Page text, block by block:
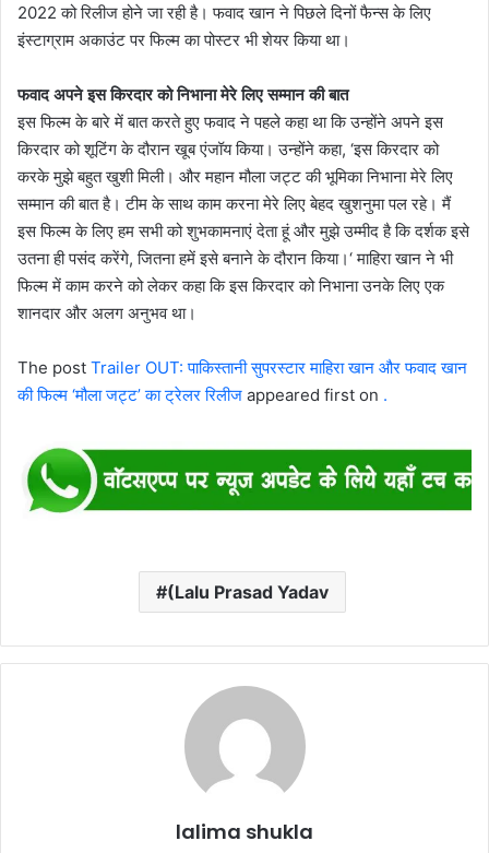
2022 को रिलीज होने जा रही है। फवाद खान ने पिछले दिनों फैन्स के लिए
इंस्टाग्राम अकाउंट पर फिल्म का पोस्टर भी शेयर किया था।
फवाद अपने इस किरदार को निभाना मेरे लिए सम्मान की बात
इस फिल्म के बारे में बात करते हुए फवाद ने पहले कहा था कि उन्होंने अपने इस
किरदार को शूटिंग के दौरान खूब एंजॉय किया। उन्होंने कहा, ‘इस किरदार को
करके मुझे बहुत खुशी मिली। और महान मौला जट्ट की भूमिका निभाना मेरे लिए
सम्मान की बात है। टीम के साथ काम करना मेरे लिए बेहद खुशनुमा पल रहे। मैं
इस फिल्म के लिए हम सभी को शुभकामनाएं देता हूं और मुझे उम्मीद है कि दर्शक इसे
उतना ही पसंद करेंगे, जितना हमें इसे बनाने के दौरान किया।‘ माहिरा खान ने भी
फिल्म में काम करने को लेकर कहा कि इस किरदार को निभाना उनके लिए एक
शानदार और अलग अनुभव था।
The post Trailer OUT: पाकिस्तानी सुपरस्टार माहिरा खान और फवाद खान
की फिल्म ‘मौला जट्ट’ का ट्रेलर रिलीज appeared first on .
(Lalu Prasad Yadav
lalima shukla